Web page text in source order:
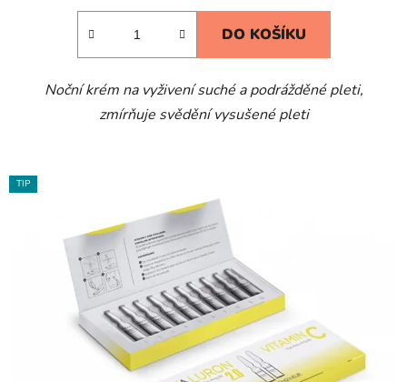
DO KOŠÍKU
Noční krém na vyživení suché a podrážděné pleti,
zmírňuje svědění vysušené pleti
TIP